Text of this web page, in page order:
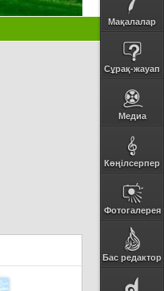
Мақалалар
Сұрақ-жауап
Медиа
Көңілсерпер
Фотогалерея
Бас редактор